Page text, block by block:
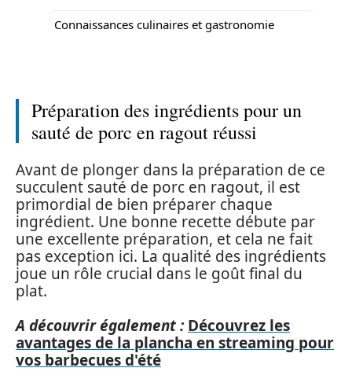
Connaissances culinaires et gastronomie
Préparation des ingrédients pour un
sauté de porc en ragout réussi
Avant de plonger dans la préparation de ce
succulent sauté de porc en ragout, il est
primordial de bien préparer chaque
ingrédient. Une bonne recette débute par
une excellente préparation, et cela ne fait
pas exception ici. La qualité des ingrédients
joue un rôle crucial dans le goût final du
plat.
A découvrir également : Découvrez les
avantages de la plancha en streaming pour
vos barbecues d'été